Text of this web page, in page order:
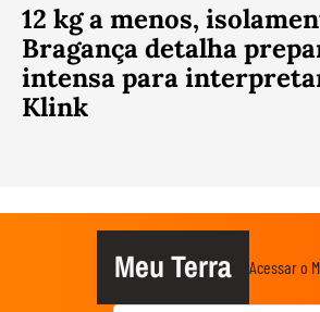
12 kg a menos,
Bragança detalha
intensa para
Klink
Meu Terra Acessar o